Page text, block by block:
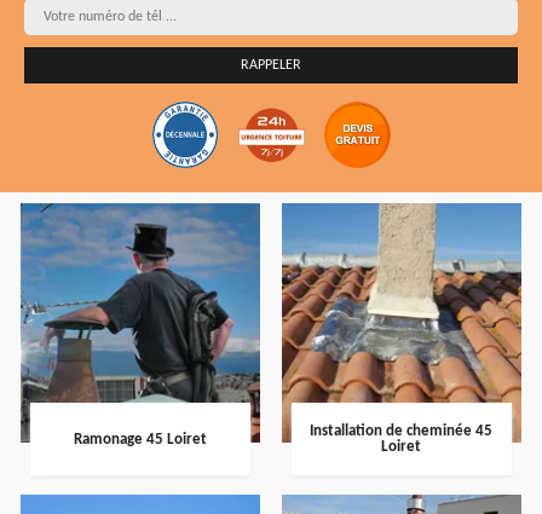
Ramonage 45 Loiret
Installation de cheminée 45
Loiret